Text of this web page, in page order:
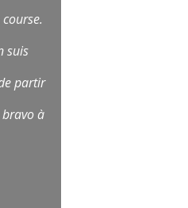
suis
partir
à